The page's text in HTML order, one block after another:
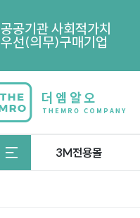
공공기관 사회적가치
우선(의무)구매기업
3M전용몰